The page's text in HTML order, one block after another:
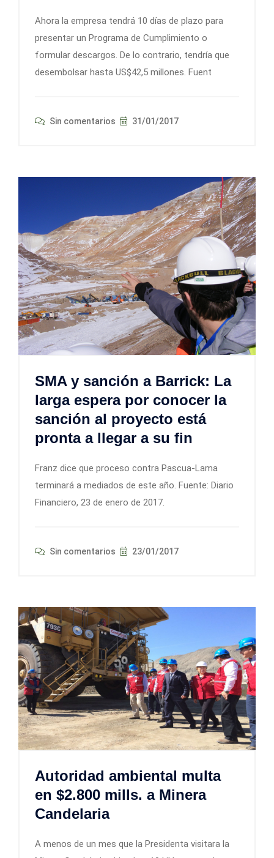
Ahora la empresa tendrá 10 días de plazo para
presentar un Programa de Cumplimiento o
formular descargos. De lo contrario, tendría que
desembolsar hasta US$42,5 millones. Fuent
Sin comentarios 31/01/2017
SMA y sanción a Barrick: La
larga espera por conocer la
sanción al proyecto está
pronta a llegar a su fin
Franz dice que proceso contra Pascua-Lama
terminará a mediados de este año. Fuente: Diario
Financiero, 23 de enero de 2017.
Sin comentarios 23/01/2017
Autoridad ambiental multa
en $2.800 mills. a Minera
Candelaria
A menos de un mes que la Presidenta visitara la